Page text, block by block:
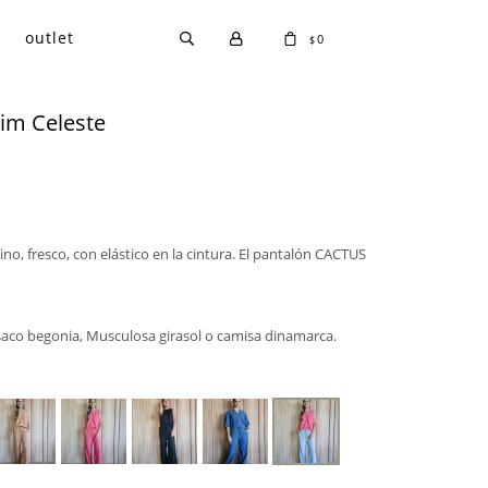
outlet $0
Celeste
fresco, con elástico en la cintura. El pantalón CACTUS
begonia, Musculosa girasol o camisa dinamarca.